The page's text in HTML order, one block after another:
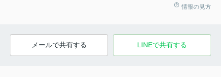
情報の見方
メールで共有する LINEで共有する